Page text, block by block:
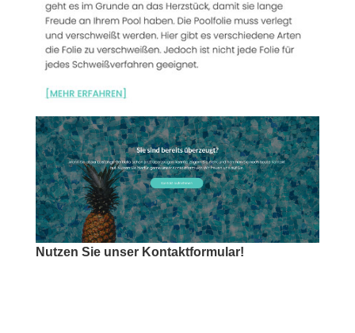
Nutzen Sie unser Kontaktformular!